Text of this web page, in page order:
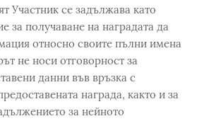
Участник се задължава като
за получаване на наградата да
относно своите пълни имена
не носи отговорност за
данни във връзка с
награда, както и за
за нейното